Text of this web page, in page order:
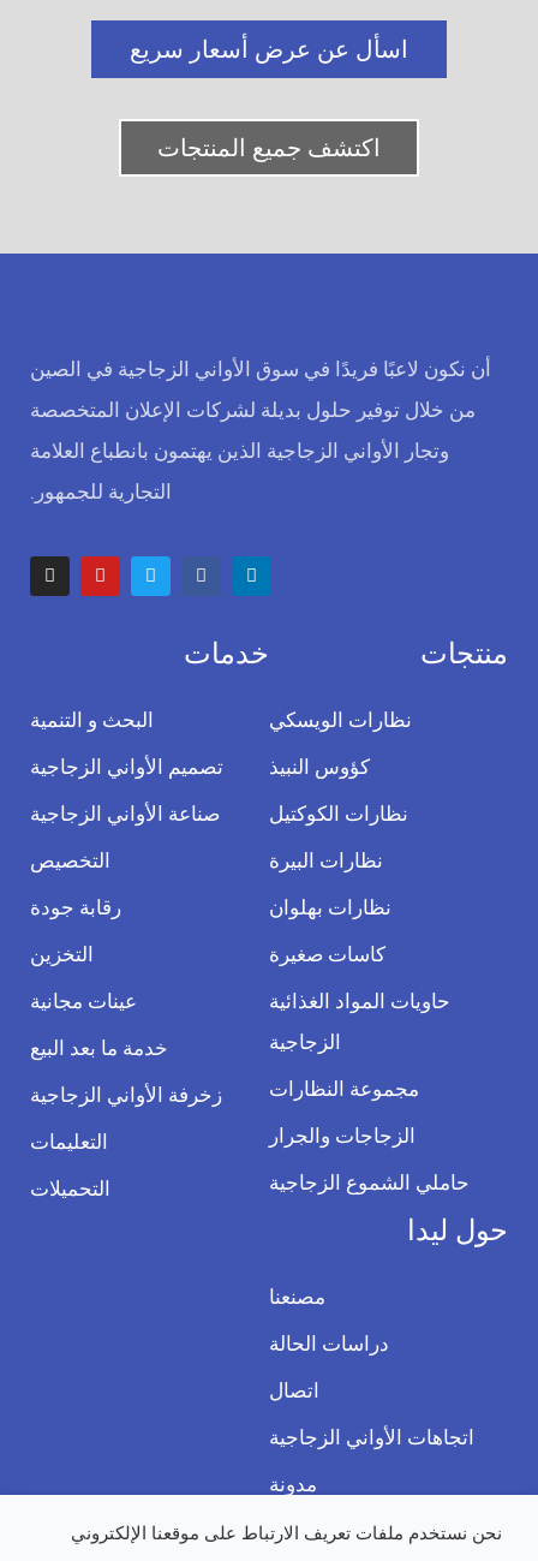
اسأل عن عرض أسعار سريع
اكتشف جميع المنتجات
أن نكون لاعبًا فريدًا في سوق الأواني الزجاجية في الصين
من خلال توفير حلول بديلة لشركات الإعلان المتخصصة
وتجار الأواني الزجاجية الذين يهتمون بانطباع العلامة
التجارية للجمهور.
منتجات
نظارات الويسكي
كؤوس النبيذ
نظارات الكوكتيل
نظارات البيرة
نظارات بهلوان
كاسات صغيرة
حاويات المواد الغذائية
الزجاجية
مجموعة النظارات
الزجاجات والجرار
حاملي الشموع الزجاجية
خدمات
البحث و التنمية
تصميم الأواني الزجاجية
صناعة الأواني الزجاجية
التخصيص
رقابة جودة
التخزين
عينات مجانية
خدمة ما بعد البيع
زخرفة الأواني الزجاجية
التعليمات
التحميلات
حول ليدا
مصنعنا
دراسات الحالة
اتصال
اتجاهات الأواني الزجاجية
مدونة
نحن نستخدم ملفات تعريف الارتباط على موقعنا الإلكتروني